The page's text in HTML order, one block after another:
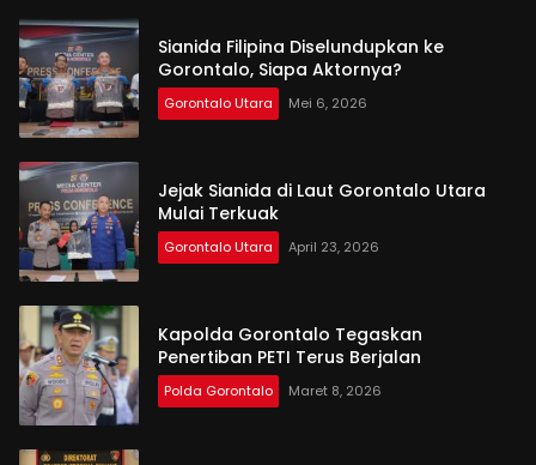
Sianida Filipina Diselundupkan ke
Gorontalo, Siapa Aktornya?
Gorontalo Utara Mei 6, 2026
Jejak Sianida di Laut Gorontalo Utara
Mulai Terkuak
Gorontalo Utara April 23, 2026
Kapolda Gorontalo Tegaskan
Penertiban PETI Terus Berjalan
Polda Gorontalo Maret 8, 2026